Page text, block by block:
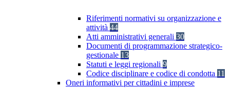
Riferimenti normativi su organizzazione e
attività 44
Atti amministrativi generali 30
Documenti di programmazione strategico-
gestionale 13
Statuti e leggi regionali 9
Codice disciplinare e codice di condotta 11
Oneri informativi per cittadini e imprese